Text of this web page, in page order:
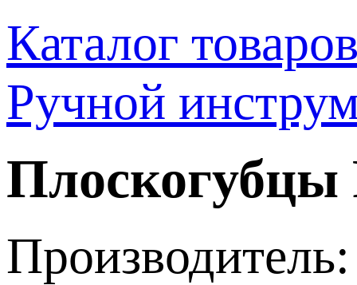
Каталог
Ручной
Плоскогубцы
Производитель: